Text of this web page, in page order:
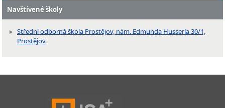
Navštívené školy
Střední odborná škola Prostějov, nám. Edmunda Husserla 30/1,
Prostějov